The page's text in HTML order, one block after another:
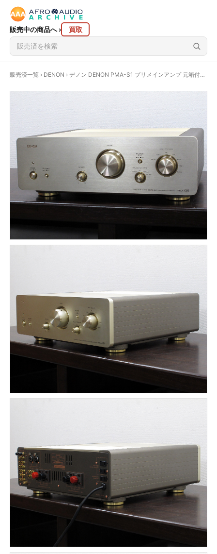
販売中の商品へ› 買取
販売済一覧 › DENON › デノン DENON PMA-S1 プリメインアンプ 元箱付き @23346